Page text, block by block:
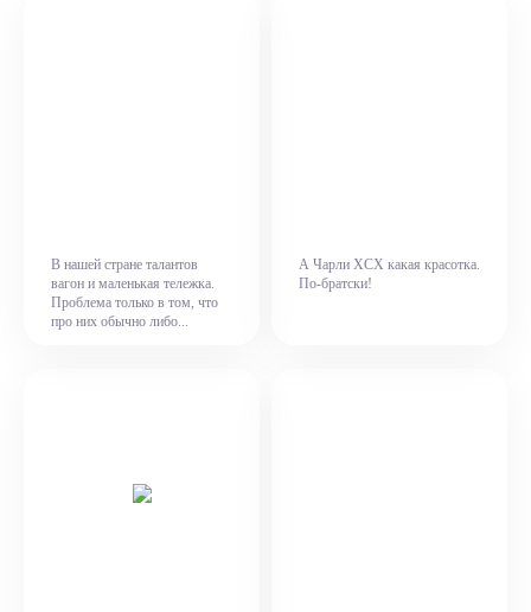
В нашей стране талантов
вагон и маленькая тележка.
Проблема только в том, что
про них обычно либо...
А Чарли XCX какая красотка.
По-братски!